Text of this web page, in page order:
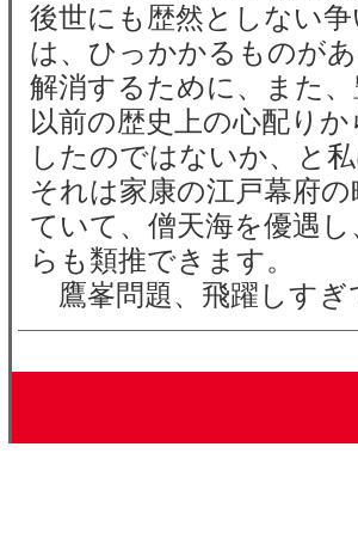
後世にも歴然としない
は、ひっかかるものが
解消するために、また
以前の歴史上の心配り
したのではないか、と
それは家康の江戸幕府
ていて、僧天海を優遇
らも類推できます。
鷹峯問題、飛躍しすぎ